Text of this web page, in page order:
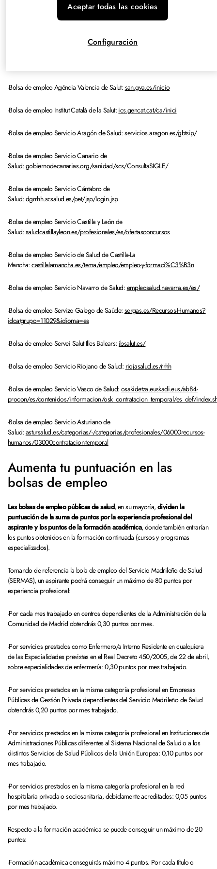
-Bolsa de empleo Servicio Madrileño de
-Bolsa de empleo Agéncia Valencia de Salut: san.gva.es/inicio
-Bolsa de empleo Institut Català de la Salut: ics.gencat.cat/ca/inici
-Bolsa de empleo Servicio Aragón de Salud:servicios.aragon.es/gbtsip/
-Bolsa de empleo Servicio Canario de
Salud: gobiernodecanarias.org/sanidad/scs/ConsultaSIGLE/
-Bolsa de empelo Servicio Cántabro de
Salud: dgrrhh.scsalud.es/pet/jsp/login.jsp
-Bolsa de empleo Servicio Castilla y León de
Salud: saludcastillayleon.es/profesionales/es/ofertasconcursos
-Bolsa de empleo Servicio de Salud de Castilla-La
Mancha:castillalamancha.es/tema/empleo/empleo-y-formaci%C3%B3n
-Bolsa de empleo Servicio Navarro de Salud: empleosalud.navarra.es/es/
-Bolsa de empleo Servizo Galego de Saúde: sergas.es/Recursos-Humanos?
idcatgrupo=11029&idioma=es
-Bolsa de empleo Servei Salut Illes Balears: ibsalut.es/
-Bolsa de empleo Servicio Riojano de Salud: riojasalud.es/rrhh
-Bolsa de empleo Servicio Vasco de Salud: osakidetza.euskadi.eus/ab84-
procon/es/contenidos/informacion/osk_contratacion_temporal/es_def/
-Bolsa de empleo Servicio Asturiano de
Salud: astursalud.es/categorias/-/categorias/profesionales/06000recursos-
humanos/03000contratacion-temporal
Aumenta tu puntuación en las
bolsas de empleo
Las bolsas de empleo públicas de salud, en su mayoría,dividen la
puntuación de la suma de puntos por la experiencia profesional del
aspirante y los puntos de la formación académica, donde también entrarían
los puntos obtenidos en la formación continuada (cursos y programas
especializados).
Tomando de referencia la bola de empleo del Servicio Madrileño de Salud
(SERMAS), un aspirante podrá conseguir un máximo de 80 puntos por
experiencia profesional:
-Por cada mes trabajado en centros dependientes de la Administración de la
Comunidad de Madrid obtendrás 0,30 puntos por mes.
-Por servicios prestados como Enfermero/a Interno Residente en cualquiera
de las Especialidades previstas en el Real Decreto 450/2005, de 22 de abril,
sobre especialidades de enfermería: 0,30 puntos por mes trabajado.
-Por servicios prestados en la misma categoría profesional en Empresas
Públicas de Gestión Privada dependientes del Servicio Madrileño de Salud
obtendrás 0,20 puntos por mes trabajado.
-Por servicios prestados en la misma categoría profesional en Instituciones de
Administraciones Públicas diferentes al Sistema Nacional de Salud o a los
distintos Servicios de Salud Públicos de la Unión Europea: 0,10 puntos por
mes trabajado.
-Por servicios prestados en la misma categoría profesional en la red
hospitalaria privada o sociosanitaria, debidamente acreditados: 0,05 puntos
por mes trabajado.
Respecto a la formación académica se puede conseguir un máximo de 20
puntos:
-Formación académica conseguirás máximo 4 puntos. Por cada título o
Aceptar todas las cookies
Configuración